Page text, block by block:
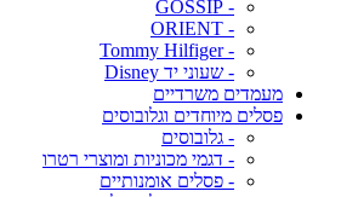
- GOSSIP
- ORIENT
- Tommy Hilfiger
- שעוני יד Disney
מעמדים משרדיים
פסלים מיוחדים וגלובוסים
- גלובוסים
- דגמי מכוניות ומוצרי רטרו
- פסלים אומנותיים